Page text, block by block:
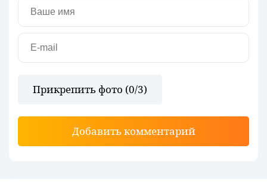
Прикрепить фото (0/3)
Добавить комментарий